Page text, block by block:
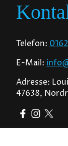
Telefon:
E-Mail:
Adresse:
47638,